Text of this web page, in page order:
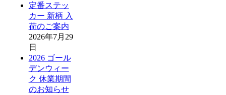
定番ステッ
カー 新柄 入
荷のご案内
2026年7月29
日
2026 ゴール
デンウィー
ク 休業期間
のお知らせ